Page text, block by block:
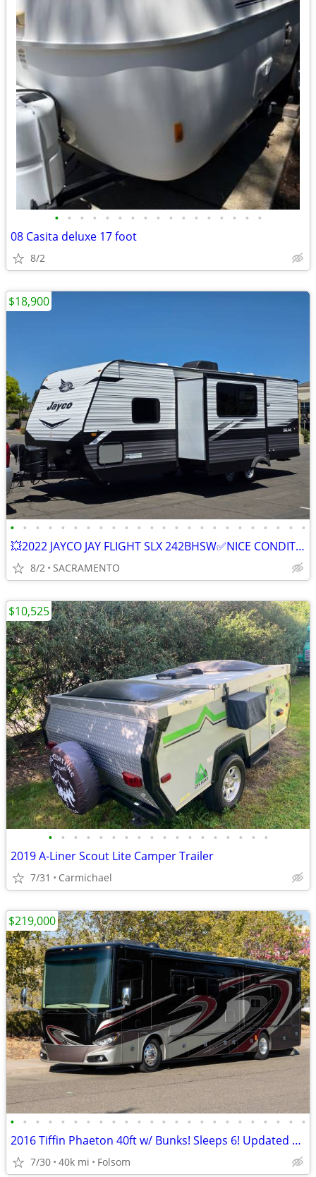
• • • • • • • • • • • • • • • • •
08 Casita deluxe 17 foot
8/2
• • • • • • • • • • • • • • • • • • • • • • • •
💥2022 JAYCO JAY FLIGHT SLX 242BHSW✅NICE CONDITION✅
8/2 SACRAMENTO
$18,900
• • • • • • • • • • • • • • • • • •
2019 A-Liner Scout Lite Camper Trailer
7/31 Carmichael
$10,525
• • • • • • • • • • • • • • • • • • • • • • • •
2016 Tiffin Phaeton 40ft w/ Bunks! Sleeps 6! Updated Solar!
7/30 40k mi Folsom
$219,000